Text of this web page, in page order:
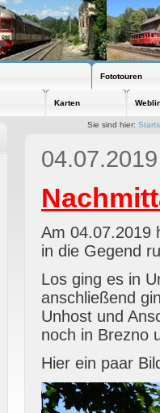
Fototouren
Karten
Sie sind hier:
04.07.2019
Am 04.07.2019
in die Gegend
Los ging es in
anschließend
Unhost und
noch in Brezno
Hier ein paar